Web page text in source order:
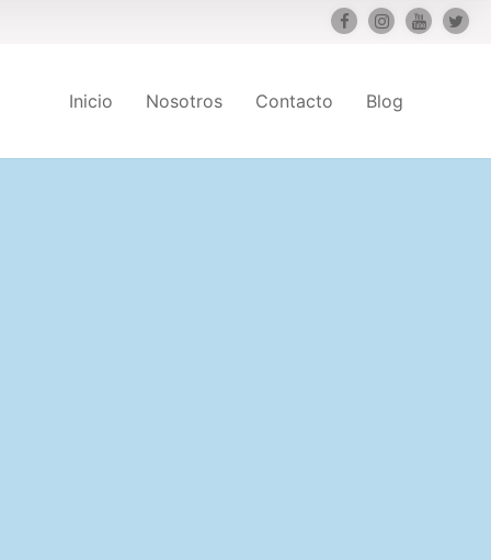
Inicio Nosotros Contacto Blog